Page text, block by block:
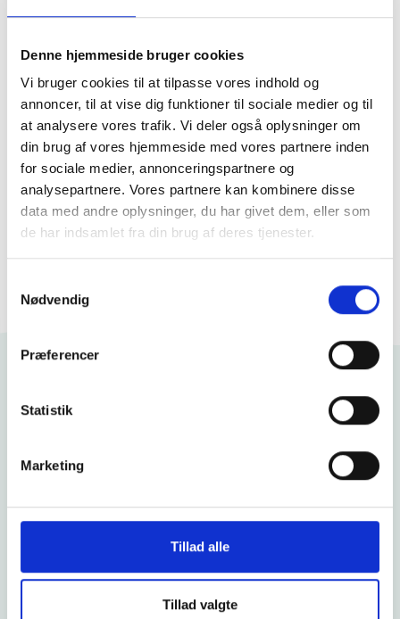
Denne hjemmeside bruger cookies
Vi bruger cookies til at tilpasse vores indhold og
annoncer, til at vise dig funktioner til sociale medier og til
at analysere vores trafik. Vi deler også oplysninger om
din brug af vores hjemmeside med vores partnere inden
for sociale medier, annonceringspartnere og
analysepartnere. Vores partnere kan kombinere disse
data med andre oplysninger, du har givet dem, eller som
de har indsamlet fra din brug af deres tjenester.
Nødvendig
Præferencer
Statistik
Marketing
Tillad alle
Tillad valgte
Få indsigt i, hvordan prisudviklingen påvirker
alternativer for hurtigt og nemt at kunne
opdatere menuer med erstatningsvarer.
Måltidsplanlægning – den rigtige mad